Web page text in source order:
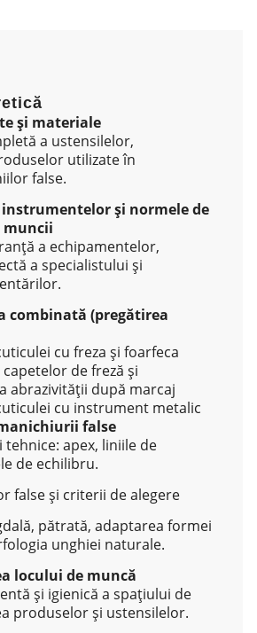
și materiale
a ustensilelor,
utilizate în
false.
instrumentelor și normele de
muncii
a echipamentelor,
a specialistului și
combinată (pregătirea
cu freza și foarfeca
capetelor de freză și
abrazivității după marcaj
cu instrument metalic
false
apex, liniile de
de echilibru.
false și criterii de alegere
pătrată, adaptarea formei
unghiei naturale.
locului de muncă
și igienică a spațiului de
produselor și ustensilelor.